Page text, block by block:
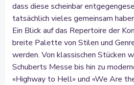
dass diese scheinbar
tatsächlich vieles gemeinsam
Ein Blick auf das Repertoire der
breite Palette von Stilen und
werden. Von klassischen Stücken
Schuberts Messe bis hin zu
«Highway to Hell» und «We Are